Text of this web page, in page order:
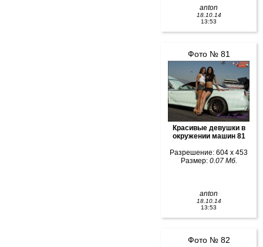
anton
18.10.14
13:53
Фото № 81
Красивые девушки в
окружении машин 81
Разрешение: 604 x 453
Размер: 0.07 Мб.
anton
18.10.14
13:53
Фото № 82